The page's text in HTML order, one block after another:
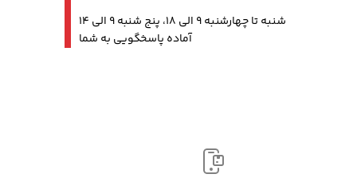
شنبه تا چهارشنبه 9 الی 18، پنج شنبه 9 الی 14
آماده پاسخگویی به شما